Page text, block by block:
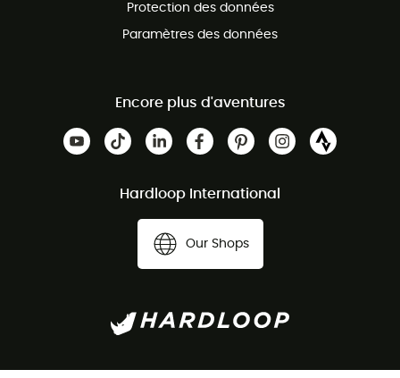
Protection des données
Paramètres des données
Encore plus d'aventures
Hardloop International
Our Shops